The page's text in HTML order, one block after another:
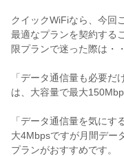
クイックWiFiなら、今回
最適なプランを契約する
限プランで迷った際は・
「データ通信量も必要
は、大容量で最大
「データ通信量を気に
大4Mbpsですが月間デー
プランがおすすめです。